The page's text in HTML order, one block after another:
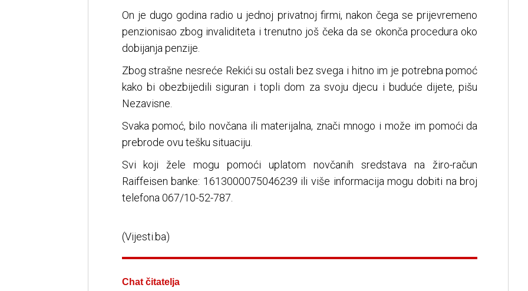
On je dugo godina radio u jednoj privatnoj firmi, nakon čega se prijevremeno
penzionisao zbog invaliditeta i trenutno još čeka da se okonča procedura oko
dobijanja penzije.
Zbog strašne nesreće Rekići su ostali bez svega i hitno im je potrebna pomoć
kako bi obezbijedili siguran i topli dom za svoju djecu i buduće dijete, pišu
Nezavisne.
Svaka pomoć, bilo novčana ili materijalna, znači mnogo i može im pomoći da
prebrode ovu tešku situaciju.
Svi koji žele mogu pomoći uplatom novčanih sredstava na žiro-račun
Raiffeisen banke: 1613000075046239 ili više informacija mogu dobiti na broj
telefona 067/10-52-787.
(Vijesti.ba)
Chat čitatelja